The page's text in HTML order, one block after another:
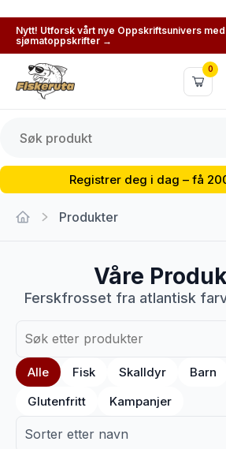
Nytt! Utforsk vårt nye Oppskriftsunivers
sjømatoppskrifter →
0
Registrer deg i dag – få
Produkter
Våre
Ferskfrosset fra atlantisk
Alle Fisk Skalldyr Barn
Glutenfritt
Kampanjer